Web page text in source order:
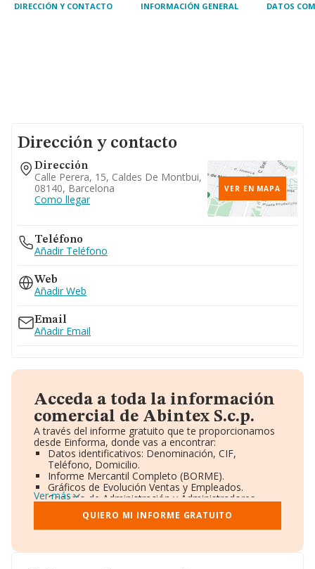
DIRECCIÓN Y CONTACTO INFORMACIÓN GENERAL DATOS
Dirección y contacto
Dirección
Calle Perera, 15, Caldes De Montbui,
08140, Barcelona
Como llegar
VER EN MAPA
Teléfono
Añadir Teléfono
Web
Añadir Web
Email
Añadir Email
Acceda a toda la información
comercial de Abintex S.c.p.
A través del informe gratuito que te proporcionamos
desde Einforma, donde vas a encontrar:
Datos identificativos: Denominación, CIF,
Teléfono, Domicilio.
Informe Mercantil Completo (BORME).
Gráficos de Evolución Ventas y Empleados.
Consejo de Administración y Administradores.
Directivos y Ejecutivos.
Accionistas.
Participaciones y Vinculaciones en otras empresas.
Información oficial y registral complementaria.
Ver más
QUIERO MI INFORME GRATUITO